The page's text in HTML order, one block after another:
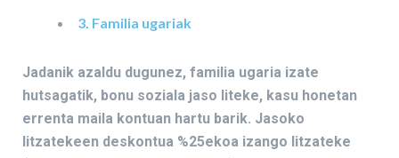
3. Familia ugariak
Jadanik azaldu dugunez, familia ugaria izate
hutsagatik, bonu soziala jaso liteke, kasu honetan
errenta maila kontuan hartu barik. Jasoko
litzatekeen deskontua %25ekoa izango litzateke